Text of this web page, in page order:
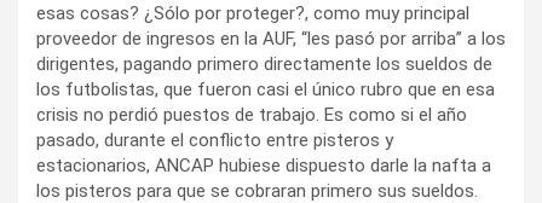
esas cosas? ¿Sólo por proteger?, como muy principal
proveedor de ingresos en la AUF, “les pasó por arriba” a los
dirigentes, pagando primero directamente los sueldos de
los futbolistas, que fueron casi el único rubro que en esa
crisis no perdió puestos de trabajo. Es como si el año
pasado, durante el conflicto entre pisteros y
estacionarios, ANCAP hubiese dispuesto darle la nafta a
los pisteros para que se cobraran primero sus sueldos.